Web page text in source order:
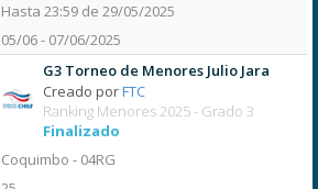
Hasta 23:59 de 29/05/2025
05/06 - 07/06/2025
G3 Torneo de Menores Julio Jara
Creado porFTC
Ranking Menores 2025 - Grado 3
Finalizado
Coquimbo - 04RG